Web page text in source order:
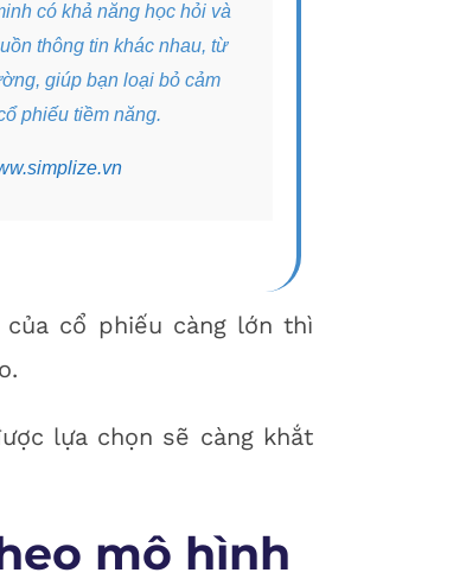
có khả năng học hỏi và
thông tin khác nhau, từ
giúp bạn loại bỏ cảm
phiếu tiềm năng.
cổ phiếu càng lớn thì
lựa chọn sẽ càng khắt
mô hình